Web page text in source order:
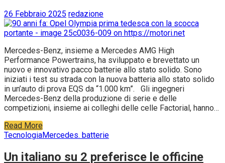
26 Febbraio 2025 redazione
Mercedes-Benz, insieme a Mercedes AMG High
Performance Powertrains, ha sviluppato e brevettato un
nuovo e innovativo pacco batterie allo stato solido. Sono
iniziati i test su strada con la nuova batteria allo stato solido
in un’auto di prova EQS da “1.000 km”. Gli ingegneri
Mercedes-Benz della produzione di serie e delle
competizioni, insieme ai colleghi delle celle Factorial, hanno…
Read More
TecnologiaMercedes. batterie
Un italiano su 2 preferisce le officine